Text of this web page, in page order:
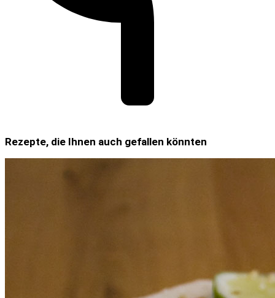
Rezepte, die Ihnen auch gefallen könnten